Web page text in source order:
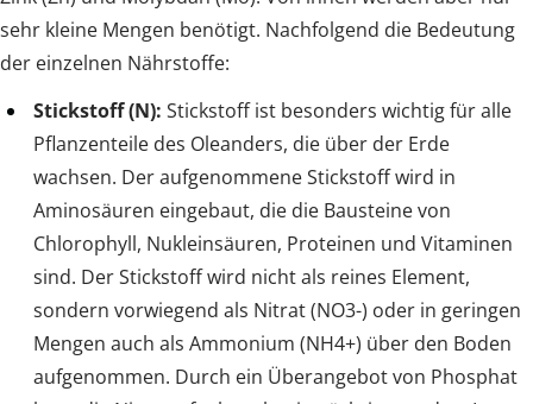
sehr kleine Mengen benötigt. Nachfolgend die Bedeutung
der einzelnen Nährstoffe:
Stickstoff (N): Stickstoff ist besonders wichtig für alle
Pflanzenteile des Oleanders, die über der Erde
wachsen. Der aufgenommene Stickstoff wird in
Aminosäuren eingebaut, die die Bausteine von
Chlorophyll, Nukleinsäuren, Proteinen und Vitaminen
sind. Der Stickstoff wird nicht als reines Element,
sondern vorwiegend als Nitrat (NO3-) oder in geringen
Mengen auch als Ammonium (NH4+) über den Boden
aufgenommen. Durch ein Überangebot von Phosphat